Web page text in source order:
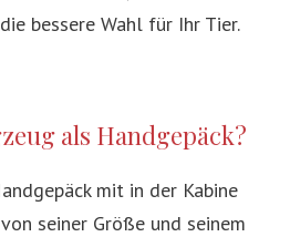
bessere Wahl für Ihr Tier.
als Handgepäck?
mit in der Kabine
seiner Größe und seinem